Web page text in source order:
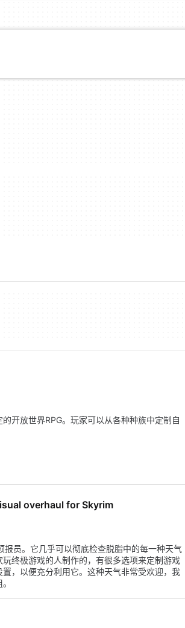
开放世界RPG。玩家可以从各种种族中定制自
overhaul for Skyrim
员。它几乎可以彻底检查脱脂中的每一种天气
终极游戏的人制作的，有很多选项来定制游戏
，以便充分利用它。这种天气非常受欢迎，我